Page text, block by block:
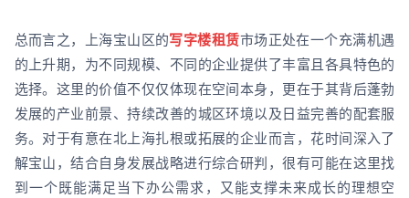
总而言之，上海宝山区的写字楼租赁市场正处在一个充满机遇
的上升期，为不同规模、不同的企业提供了丰富且各具特色的
选择。这里的价值不仅仅体现在空间本身，更在于其背后蓬勃
发展的产业前景、持续改善的城区环境以及日益完善的配套服
务。对于有意在北上海扎根或拓展的企业而言，花时间深入了
解宝山，结合自身发展战略进行综合研判，很有可能在这里找
到一个既能满足当下办公需求，又能支撑未来成长的理想空